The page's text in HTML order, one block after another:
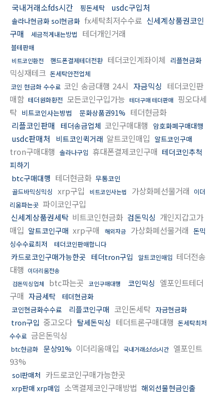
국내거래소fds시간 핑돈세탁 usdc구입처
솔라나현금화 sol현금화 fx세탁최저수수료 신세계상품권코인
구매
세금적게내는방법 테더개인거래
블테판매
비트코인환전 핸드폰결제테더전환 테더코인계좌이체 리플현금화
믹싱재테크 돈세탁안전업체
코인 현금화 수수료 코인 송금대행 24시 자금믹싱 테더코인판
매함 테더원화환전 모든코인구입가능 테더구매 테더판매 핑오다세
탁 비트코인사는방법 문화상품권91% 테더현금화
리플코인판매
테더송금업체 코인구매대행 암호화폐구매대행
usdc판매처 비트코인퀵거래 알트코인매입 알트코인구매
tron구매대행 솔라나구입 휴대폰결제코인구매 테더코인추척
피하기
btc구매대행 테더현금화 무통코인
골드바믹싱믹싱 xrp구입 비트코인사는법 가상화폐선물거래 이더
리움파는곳 파이코인구입
신세계상품권세탁 비트코인현금화 검돈믹싱 개인지갑고가
매입 알트코인구매 xrp구매 해외자금 가상화폐선물거래 돈믹
싱수수료최저
테더코인판매합니다
카드로코인구매가능한곳 테더tron구입 알트코인매입 테더전송
대행 이더리움전송
검돈믹싱업체
btc파는곳 코인구매대행 코인믹싱
엘포인트테더
구매 자금세탁
테더현금화
코인현금화수수료
리플코인구매 코인돈세탁 자금현금화
tron구입 중고오다 탈세돈믹싱 테더트론구매대행 돈세탁최저
수수료 금은돈믹싱
btc현금화 문상91% 이더리움매입 국내거래소fds시간 엘포인트
93%
sol판매처 카드로코인구매가능한곳
xrp판매 xrp매입 소액결제코인구매방법 해외선물현금인출